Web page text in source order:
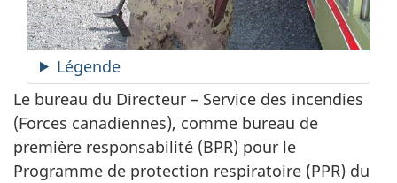
Légende
Le bureau du Directeur – Service des incendies
(Forces canadiennes), comme bureau de
première responsabilité (BPR) pour le
Programme de protection respiratoire (PPR) du